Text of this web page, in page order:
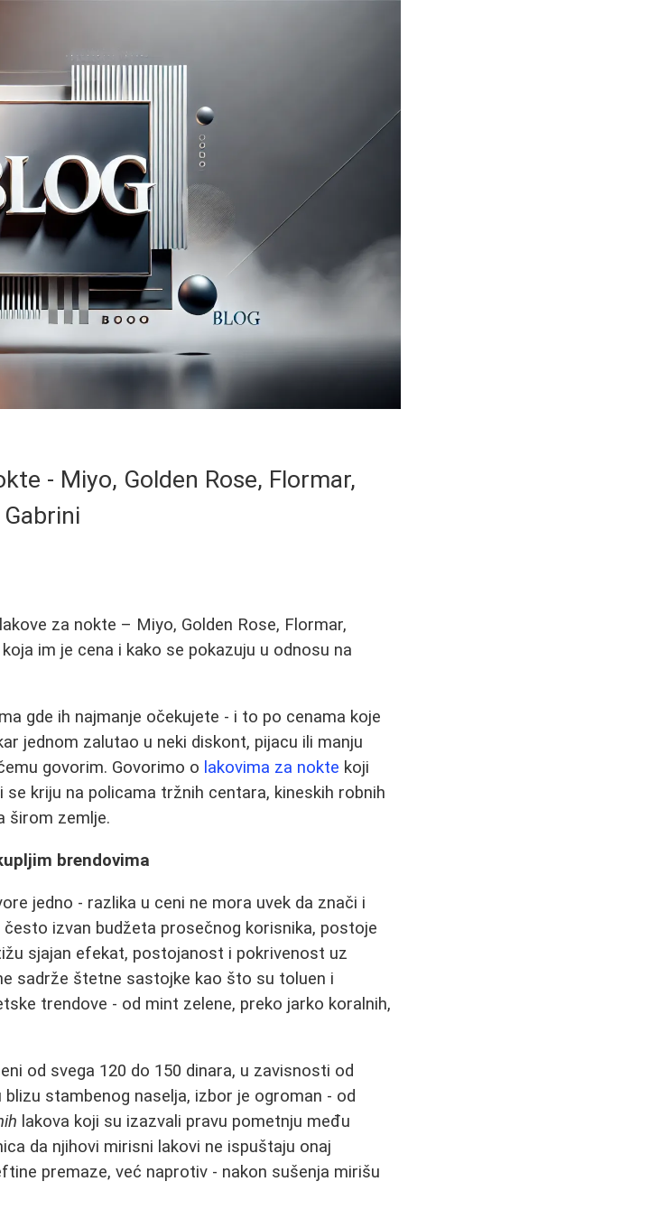
- Miyo, Golden Rose, Flormar,
Gabrini
za nokte – Miyo, Golden Rose, Flormar,
im je cena i kako se pokazuju u odnosu na
gde ih najmanje očekujete - i to po cenama koje
jednom zalutao u neki diskont, pijacu ili manju
govorim. Govorimo o lakovima za nokte koji
kriju na policama tržnih centara, kineskih robnih
širom zemlje.
brendovima
jedno - razlika u ceni ne mora uvek da znači i
često izvan budžeta prosečnog korisnika, postoje
sjajan efekat, postojanost i pokrivenost uz
sadrže štetne sastojke kao što su toluen i
trendove - od mint zelene, preko jarko koralnih,
od svega 120 do 150 dinara, u zavisnosti od
stambenog naselja, izbor je ogroman - od
lakova koji su izazvali pravu pometnju među
da njihovi mirisni lakovi ne ispuštaju onaj
premaze, već naprotiv - nakon sušenja mirišu